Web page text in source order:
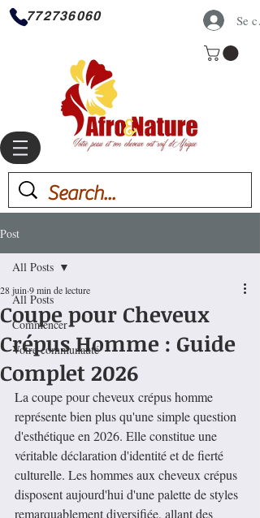
Se
772736060
Post
All Posts
Commencer
Votre communauté
All Posts
Coupe pour Cheveux
Crépus Homme : Guide
Complet 2026
28 juin 9 min de lecture
La coupe pour cheveux crépus homme
représente bien plus qu'une simple question
d'esthétique en 2026. Elle constitue une
véritable déclaration d'identité et de fierté
culturelle. Les hommes aux cheveux crépus
disposent aujourd'hui d'une palette de styles
remarquablement diversifiée, allant des